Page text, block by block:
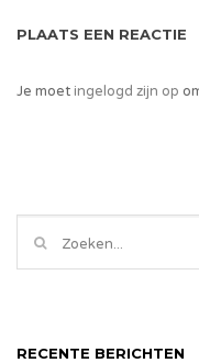
PLAATS EEN REACTIE
Je moetingelogd zijn op
RECENTE BERICHTEN